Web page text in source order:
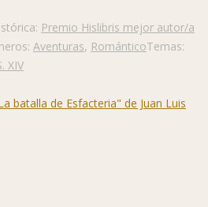
Premio Hislibris mejor autor/a
Aventuras, RománticoTemas:
XIV